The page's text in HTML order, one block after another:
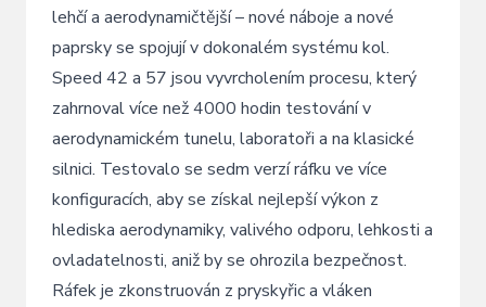
lehčí a aerodynamičtější – nové náboje a nové
paprsky se spojují v dokonalém systému kol.
Speed 42 a 57 jsou vyvrcholením procesu, který
zahrnoval více než 4000 hodin testování v
aerodynamickém tunelu, laboratoři a na klasické
silnici. Testovalo se sedm verzí ráfku ve více
konfiguracích, aby se získal nejlepší výkon z
hlediska aerodynamiky, valivého odporu, lehkosti a
ovladatelnosti, aniž by se ohrozila bezpečnost.
Ráfek je zkonstruován z pryskyřic a vláken